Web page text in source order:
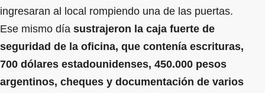
ingresaran al local rompiendo una de las puertas.
Ese mismo día sustrajeron la caja fuerte de
seguridad de la oficina, que contenía escrituras,
700 dólares estadounidenses, 450.000 pesos
argentinos, cheques y documentación de varios